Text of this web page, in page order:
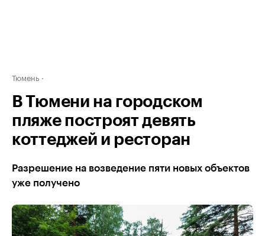
Тюмень
В Тюмени на городском
пляже построят девять
коттеджей и ресторан
Разрешение на возведение пяти новых объектов
уже получено